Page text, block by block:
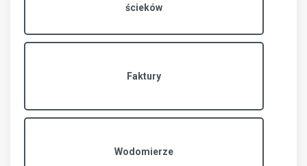
ścieków
Faktury
Wodomierze